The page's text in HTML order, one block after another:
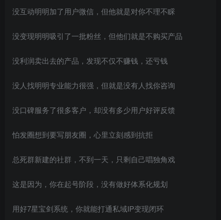
没互动明明加了用户微信，但他就是对你不理不睬
没变现明明吸引了一批粉丝，但他们就是不购买产品
没利润卖出去的产品，发现不仅不赚钱，还亏钱
没人找明明专业能力很强，但就是没有人找你咨询
没口碑服务了很多客户，却没有多少用户好评反馈
怕发圈想到要写朋友圈，心里立刻感到抗拒
总死群新建的社群，不到一天，只剩自己唱独角戏
这是因为，你在起号阶段，没有做好体系化规划
用好7星宝剑系统，你就能打通私域IP变现闭环